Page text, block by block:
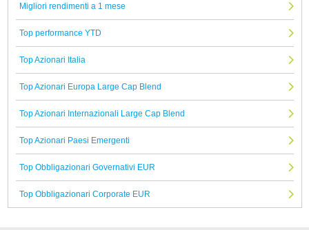
Migliori rendimenti a 1 mese
Top performance YTD
Top Azionari Italia
Top Azionari Europa Large Cap Blend
Top Azionari Internazionali Large Cap Blend
Top Azionari Paesi Emergenti
Top Obbligazionari Governativi EUR
Top Obbligazionari Corporate EUR